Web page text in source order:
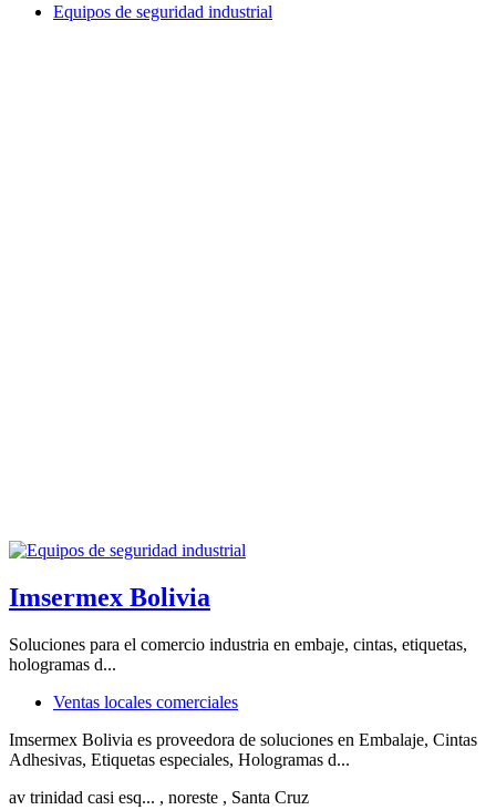
Equipos de seguridad industrial
Imsermex Bolivia
Soluciones para el comercio industria en embaje, cintas, etiquetas,
hologramas d...
Ventas locales comerciales
Imsermex Bolivia es proveedora de soluciones en Embalaje, Cintas
Adhesivas, Etiquetas especiales, Hologramas d...
av trinidad casi esq... , noreste , Santa Cruz